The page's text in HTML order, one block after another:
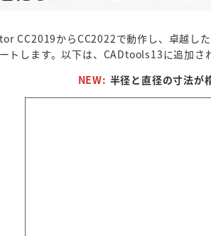
CC2019からCC2022で動作し、卓越し
トします。以下は、CADtools13に追加さ
NEW: 半径と直径の寸法が